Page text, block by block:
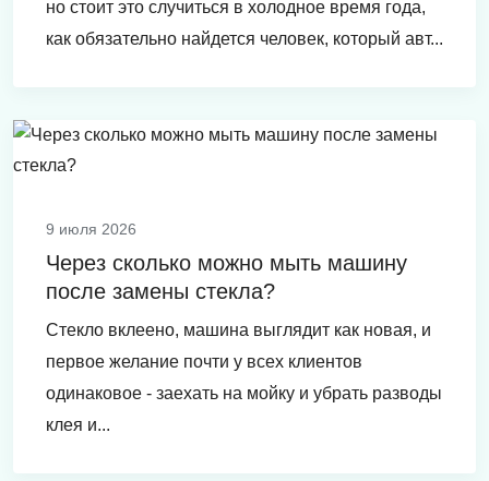
но стоит это случиться в холодное время года,
как обязательно найдется человек, который авт...
9 июля 2026
Через сколько можно мыть машину
после замены стекла?
Стекло вклеено, машина выглядит как новая, и
первое желание почти у всех клиентов
одинаковое - заехать на мойку и убрать разводы
клея и...